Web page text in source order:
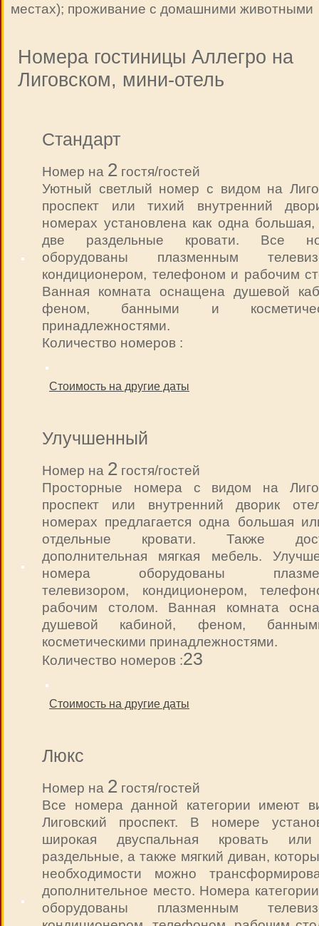
местах); проживание с домашними животными
Номера гостиницы Аллегро на
Лиговском, мини-отель
Стандарт
Номер на 2 гостя/гостей
Уютный светлый номер с видом на
проспект или тихий внутренний
номерах установлена как одна большая,
две раздельные кровати. Все
оборудованы плазменным
кондиционером, телефоном и рабочим
Ванная комната оснащена душевой
феном, банными и
принадлежностями.
Количество номеров :
Стоимость на другие даты
Улучшенный
Номер на 2 гостя/гостей
Просторные номера с видом на
проспект или внутренний дворик
номерах предлагается одна большая
отдельные кровати. Также
дополнительная мягкая мебель.
номера оборудованы
телевизором, кондиционером,
рабочим столом. Ванная комната
душевой кабиной, феном,
косметическими принадлежностями.
Количество номеров :23
Стоимость на другие даты
Люкс
Номер на 2 гостя/гостей
Все номера данной категории имеют
Лиговский проспект. В номере
широкая двуспальная кровать
раздельные, а также мягкий диван,
необходимости можно
дополнительное место. Номера
оборудованы плазменным